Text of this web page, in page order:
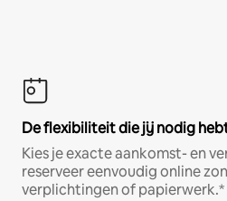
De flexibiliteit die jij nodig
Kies je exacte aankomst- en
reserveer eenvoudig online
verplichtingen of papierwerk.*